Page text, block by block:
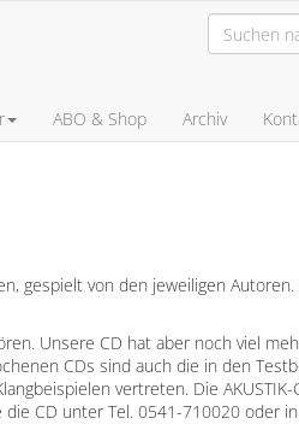
ABO & Shop Archiv
gespielt von den jeweiligen Autoren.
Unsere CD hat aber noch viel
CDs sind auch die in den
vertreten. Die AKUSTIK-
CD unter Tel. 0541-710020 oder